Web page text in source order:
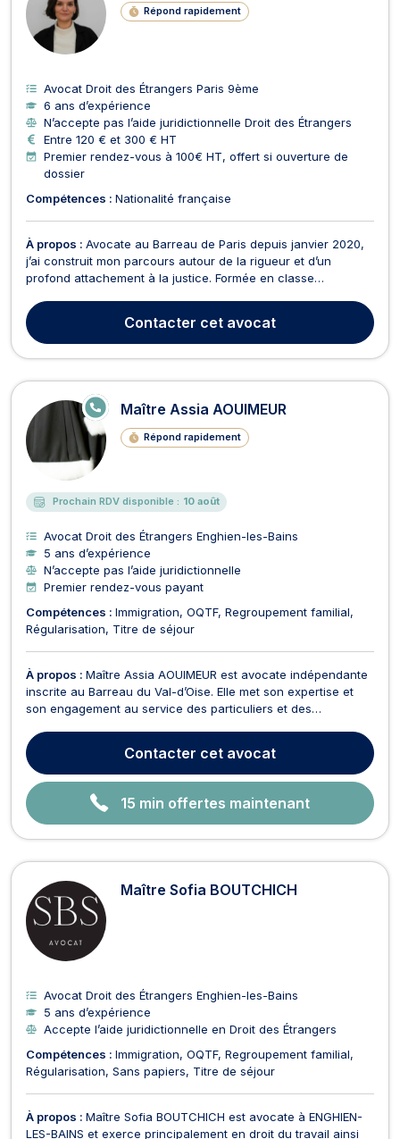
Répond rapidement
Avocat Droit des Étrangers Paris 9ème
6 ans d’expérience
N’accepte pas l’aide juridictionnelle Droit des Étrangers
Entre 120 € et 300 € HT
Premier rendez-vous à 100€ HT, offert si ouverture de
dossier
Compétences : Nationalité française
À propos : Avocate au Barreau de Paris depuis janvier 2020,
j’ai construit mon parcours autour de la rigueur et d’un
profond attachement à la justice. Formée en classe
développé une approche structurée et analytique,
particulièrement adaptée au contentieux administratif. Depu...
Contacter cet avocat
Maître Assia AOUIMEUR
Répond rapidement
E
N
E
Prochain RDV disponible : 10 août
Avocat Droit des Étrangers Enghien-les-Bains
5 ans d’expérience
N’accepte pas l’aide juridictionnelle
Premier rendez-vous payant
Compétences : Immigration OQTF Regroupement familial
Régularisation
Titre de séjour
À propos : Maître Assia AOUIMEUR est avocate indépendante
inscrite au Barreau du Val-d’Oise. Elle met son expertise et
son engagement au service des particuliers et des
droit avec rigueur, efficacité et écoute. 🔹 Domaines
d’intervention : ✅ Droit des étrangers et de la national...
Contacter cet avocat
15 min offertes maintenant
Maître Sofia BOUTCHICH
Avocat Droit des Étrangers Enghien-les-Bains
5 ans d’expérience
Accepte l’aide juridictionnelle en Droit des Étrangers
Compétences : Immigration OQTF Regroupement familial
Régularisation Sans papiers Titre de séjour
À propos : Maître Sofia BOUTCHICH est avocate à ENGHIEN-
LES-BAINS et exerce principalement en droit du travail ainsi